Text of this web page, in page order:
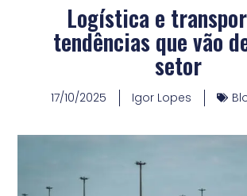
Logística e
tendências que vão
setor
17/10/2025 Igor Lopes